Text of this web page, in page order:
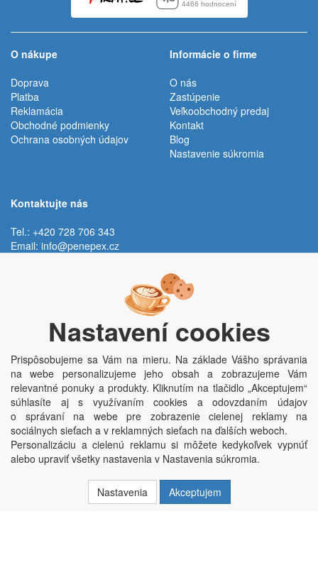
O nákupe
Doprava
Platba
Reklamácia
Obchodné podmienky
Ochrana osobných údajov
Informácie o firme
O nás
Zastúpenie
Veľkoobchodný predaj
Kontakt
Blog
Nastavenie súkromia
Kontaktujte nás
Tel.: +420 728 706 343
Email: info@penepex.cz
Trávník 2076, 686 03 Staré Město
Copyright © Penepex s.r.o. 2025, powered byABRA E-shop
Penepex s.r.o., Za Špicí 1798, 686 03 Staré Město; IČO: 03220923; DIČ:
CZ03220923; zápis do obchodního rejstříku dne 22. 7. 2014, krajský soud v
Brně oddíl C, vložka 84002
Nastavení cookies
Prispôsobujeme sa Vám na mieru. Na základe Vášho správania
na webe personalizujeme jeho obsah a zobrazujeme Vám
relevantné ponuky a produkty. Kliknutím na tlačidlo „Akceptujem“
súhlasíte aj s využívaním cookies a odovzdaním údajov
o správaní na webe pre zobrazenie cielenej reklamy na
sociálnych sieťach a v reklamných sieťach na ďalších weboch.
Personalizáciu a cielenú reklamu si môžete kedykoľvek vypnúť
alebo upraviť všetky nastavenia v Nastavenia súkromia.
Nastavenia Akceptujem